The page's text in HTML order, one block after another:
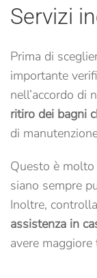
Servizi
Prima di
importante
nell’accordo di
ritiro dei bagni
di
Questo è
siano sempre
Inoltre,
assistenza in
avere